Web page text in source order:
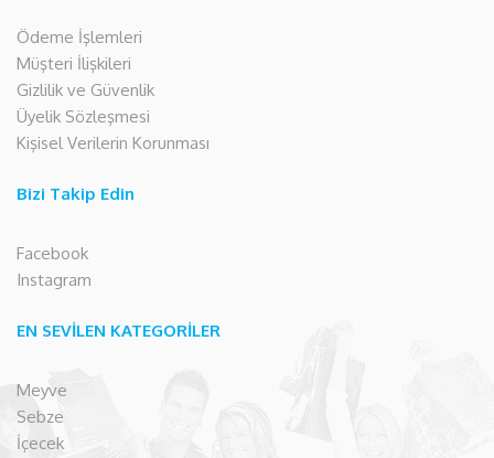
Ödeme İşlemleri
Müşteri İlişkileri
Gizlilik ve Güvenlik
Üyelik Sözleşmesi
Kişisel Verilerin Korunması
Bizi Takip Edin
Facebook
Instagram
EN SEVİLEN KATEGORİLER
Meyve
Sebze
İçecek